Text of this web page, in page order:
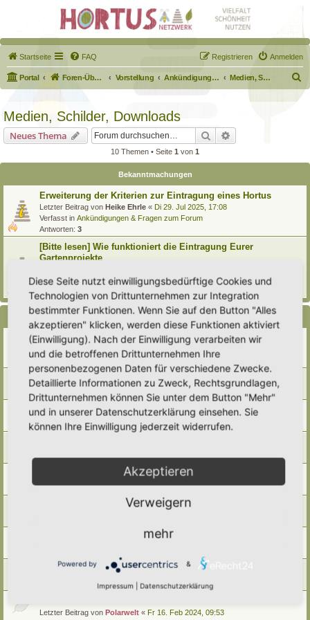
Startseite FAQ Anmelden
Registrieren
Portal Foren-Übersicht Vorstellung Ankündigungen & Fragen zum Forum Medien, Schilder, Downloads
u
Medien, Schilder, Downloads
Neues Thema Suche
10 Themen • Seite 1 von 1
Bekanntmachungen
Erweiterung der Kriterien zur Eintragung eines Hortus
Letzter Beitrag von Heike Ehrle « Di 29. Jul 2025, 17:08
Verfasst in Ankündigungen & Fragen zum Forum
Antworten: 3
[Bitte lesen] Wie funktioniert die Eintragung Eurer
Gartenprojekte
Verfasst inEingetragener Hortus - Mein Hortus und ich!
Antworten:
Themen
Bestellung Druckvorlage UN-Dekaden-Schild
Letzter Beitrag von Polarwelt«
Sa 27. Apr 2024, 17:27
Antworten: 2
Beantragung Auszeichnung Igelfreundlicher Garten
Letzter Beitrag von Polarwelt «Fr 16. Feb 2024, 11:17
Bestellung Hortus-Schild
Letzter Beitrag von Polarwelt « Fr 16. Feb 2024, 11:13
Druckvorlage Hortus-Netzwerk-Schild
Letzter Beitrag vonPolarwelt«Fr 16. Feb 2024, 10:48
Hortus-Netzwerk.de auf Deiner Seite
QR-Code Hortus-Netzwerk.de
Zeit Nutzen, sinnvoll gestalten
Polarwelt
Letzter Beitrag von Polarwelt « Fr 16. Feb 2024, 09:53
Diese Seite nutzt einwilligungsbedürftige Cookies und
Technologien von Drittunternehmen zur Integration
bestimmter Funktionen. Wenn Sie auf den Button "Alles
akzeptieren" klicken, werden diese Funktionen aktiviert
(Einwilligung). Nach der Einwilligung verarbeiten wir
und die betroffenen Drittunternehmen Ihre
personenbezogenen Daten für verschiedene Zwecke.
Detaillierte Informationen zu Zweck, Rechtsgrundlagen,
Drittunternehmen können Sie unter dem Button "Mehr"
und in unserer Datenschutzerklärung einsehen. Sie
können Ihre Einwilligung jederzeit widerrufen.
Akzeptieren
Verweigern
mehr
Powered by &
Impressum Datenschutzerklärung